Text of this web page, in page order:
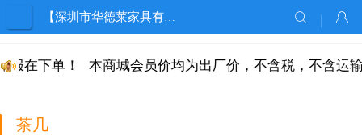
【深圳市华德莱家具有限公司】
服在下单！ 本商城会员价均为出厂价，不含税，不含运
茶几